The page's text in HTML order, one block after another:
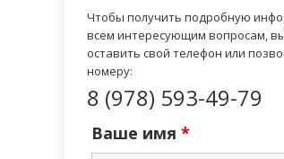
Чтобы получить подробную
всем интересующим вопросам,
оставить свой телефон или
номеру:
8 (978) 593-49-79
Ваше имя *